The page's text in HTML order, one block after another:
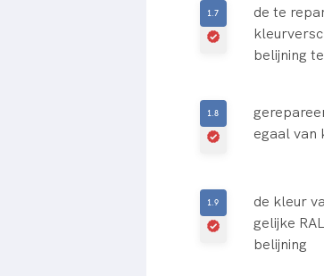
de te
belijning
egaal van
de kleur
gelijke
belijning